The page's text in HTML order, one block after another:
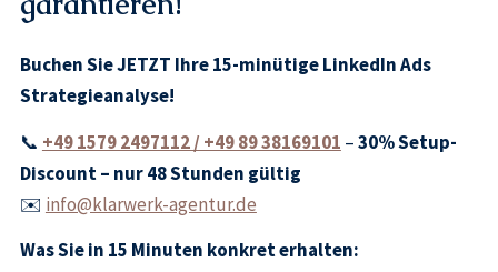
Buchen Sie JETZT Ihre 15-minütige LinkedIn Ads
Strategieanalyse!
📞 +49 1579 2497112 / +49 89 38169101 –30% Setup-
Discount – nur 48 Stunden gültig
✉️ info@klarwerk-agentur.de
Was Sie in 15 Minuten konkret erhalten: